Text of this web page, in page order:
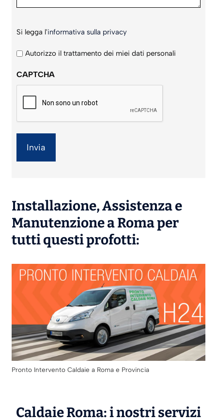
legga
l'informativa
privacy
Si legga l'informativa sulla privacy
Autorizzo il trattamento dei miei dati personali
CAPTCHA
Installazione,Assistenzae
Manutenzionea Roma per
tutti questi profotti:
Pronto Intervento Caldaie a Roma e Provincia
Caldaie Roma: i nostri servizi